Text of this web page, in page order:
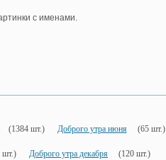
с именами.
(1384 шт.) Доброго утра июня (65 шт.)
шт.) Доброго утра декабря (120 шт.)